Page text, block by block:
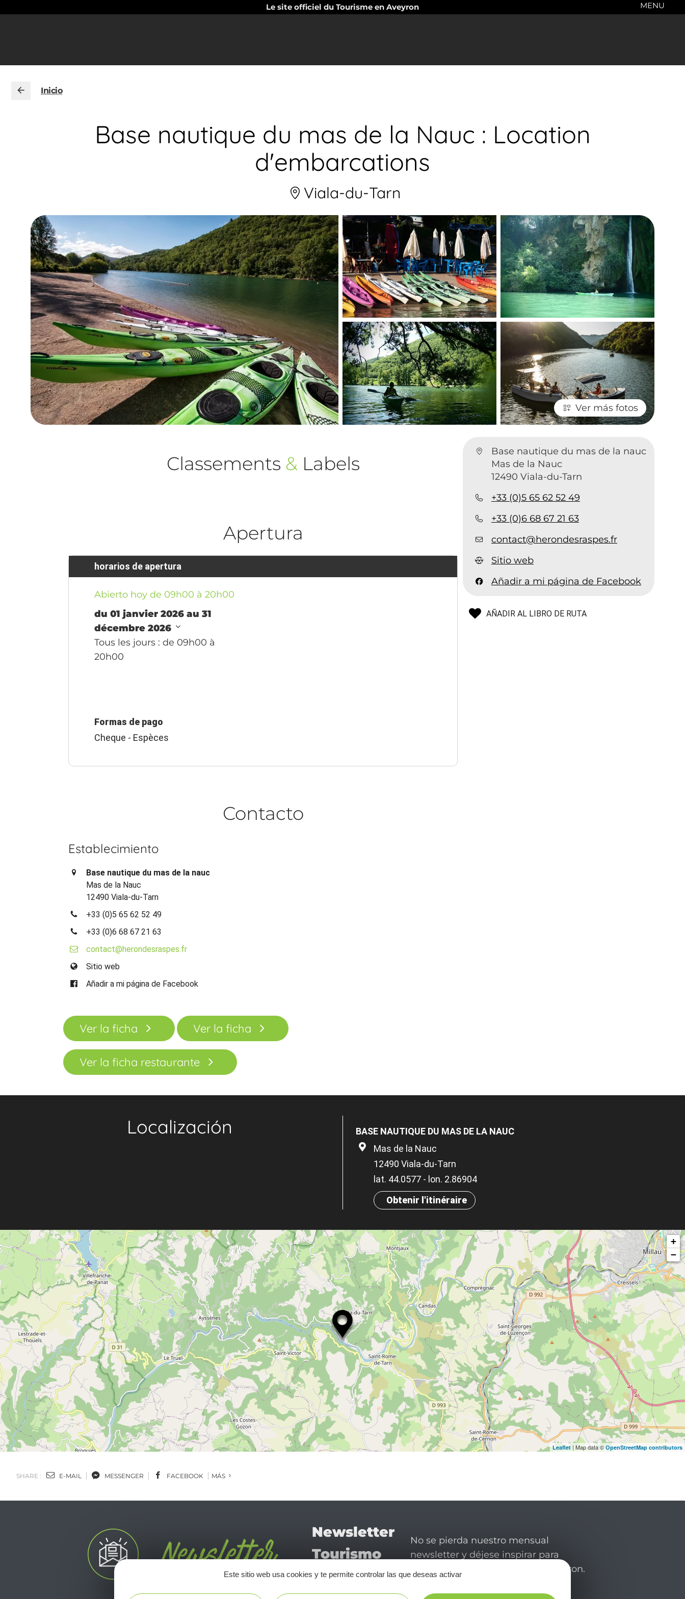
Le site officiel du Tourisme en Aveyron MENU
Inicio
Base nautique du mas de la Nauc : Location
d'embarcations
Viala-du-Tarn
Ver más fotos
Base nautique du mas de la nauc
Mas de la Nauc
12490 Viala-du-Tarn
+33 (0)5 65 62 52 49
+33 (0)6 68 67 21 63
contact@herondesraspes.fr
Sitio web
Añadir a mi página de Facebook
AÑADIR AL LIBRO DE RUTA
Classements & Labels
Apertura
horarios de apertura
Abierto hoy de 09h00 à 20h00
du 01 janvier 2026 au 31
décembre 2026
Tous les jours : de 09h00 à
20h00
Formas de pago
Cheque - Espèces
Contacto
Establecimiento
Base nautique du mas de la nauc
Mas de la Nauc
12490 Viala-du-Tarn
+33 (0)5 65 62 52 49
+33 (0)6 68 67 21 63
contact@herondesraspes.fr
Sitio web
Añadir a mi página de Facebook
Ver la ficha Ver la ficha
Ver la ficha restaurante
Localización
BASE NAUTIQUE DU MAS DE LA NAUC
Mas de la Nauc
12490 Viala-du-Tarn
lat. 44.0577 - lon. 2.86904
Obtenir l'itinéraire
+
−
Leaflet | Map data © OpenStreetMap contributors
SHARE : E-MAIL MESSENGER FACEBOOK MÁS
Newsletter
Tourismo
en Aveyron
No se pierda nuestro mensual
newsletter y déjese inspirar para
disfrutar de su estancia en el Aveyron.
Este sitio web usa cookies y te permite controlar las que deseas activar